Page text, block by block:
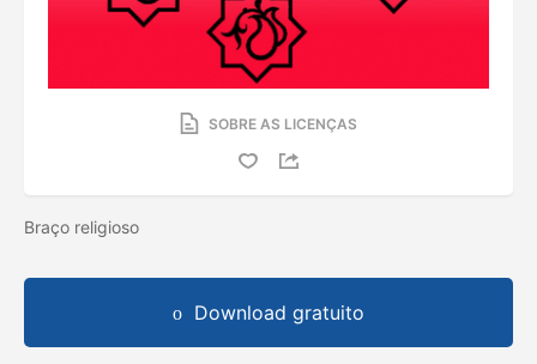
SOBRE AS LICENÇAS
Braço religioso
Download gratuito